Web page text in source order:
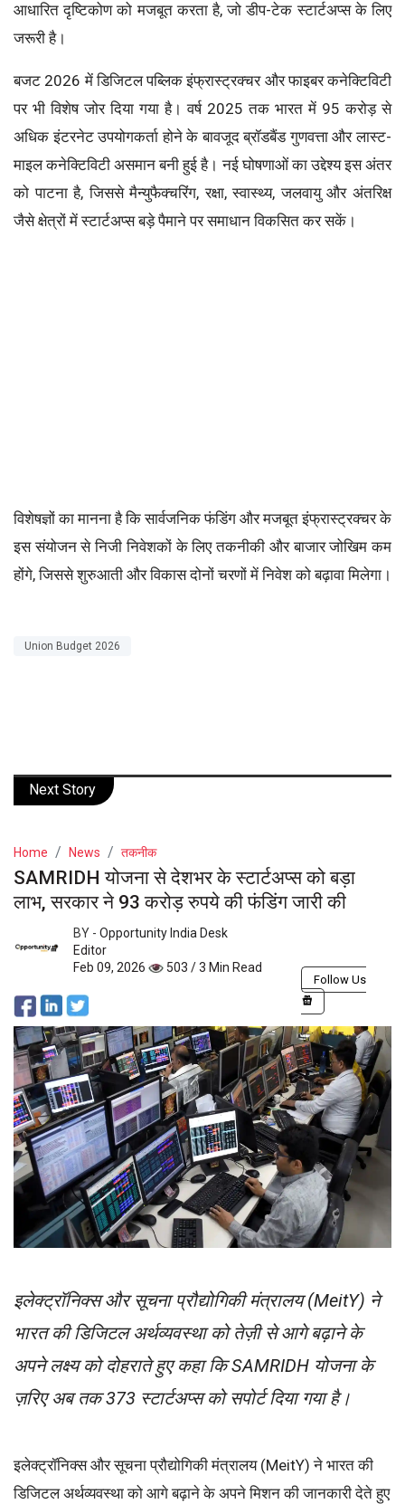
आधारित दृष्टिकोण को मजबूत करता है, जो डीप-टेक स्टार्टअप्स के लिए
जरूरी है।
बजट 2026 में डिजिटल पब्लिक इंफ्रास्ट्रक्चर और फाइबर कनेक्टिविटी
पर भी विशेष जोर दिया गया है। वर्ष 2025 तक भारत में 95 करोड़ से
अधिक इंटरनेट उपयोगकर्ता होने के बावजूद ब्रॉडबैंड गुणवत्ता और लास्ट-
माइल कनेक्टिविटी असमान बनी हुई है। नई घोषणाओं का उद्देश्य इस अंतर
को पाटना है, जिससे मैन्युफैक्चरिंग, रक्षा, स्वास्थ्य, जलवायु और अंतरिक्ष
जैसे क्षेत्रों में स्टार्टअप्स बड़े पैमाने पर समाधान विकसित कर सकें।
विशेषज्ञों का मानना है कि सार्वजनिक फंडिंग और मजबूत इंफ्रास्ट्रक्चर के
इस संयोजन से निजी निवेशकों के लिए तकनीकी और बाजार जोखिम कम
होंगे, जिससे शुरुआती और विकास दोनों चरणों में निवेश को बढ़ावा मिलेगा।
Union Budget 2026
Next Story
Home News तकनीक
SAMRIDH योजना से देशभर के स्टार्टअप्स को बड़ा
लाभ, सरकार ने 93 करोड़ रुपये की फंडिंग जारी की
BY - Opportunity India Desk
Editor
Feb 09, 2026
503 / 3 Min Read
Follow Us
इलेक्ट्रॉनिक्स और सूचना प्रौद्योगिकी मंत्रालय (MeitY) ने
भारत की डिजिटल अर्थव्यवस्था को तेज़ी से आगे बढ़ाने के
अपने लक्ष्य को दोहराते हुए कहा कि SAMRIDH योजना के
ज़रिए अब तक 373 स्टार्टअप्स को सपोर्ट दिया गया है।
इलेक्ट्रॉनिक्स और सूचना प्रौद्योगिकी मंत्रालय (MeitY) ने भारत की
डिजिटल अर्थव्यवस्था को आगे बढ़ाने के अपने मिशन की जानकारी देते हुए